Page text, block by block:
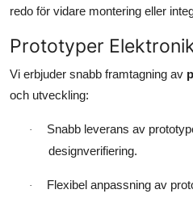
Support Number
redo för vidare montering eller
Prototyper
Vi erbjuder snabb framtagning av
och utveckling:
·
Snabb leverans av
designverifiering.
·
Flexibel anpassning av